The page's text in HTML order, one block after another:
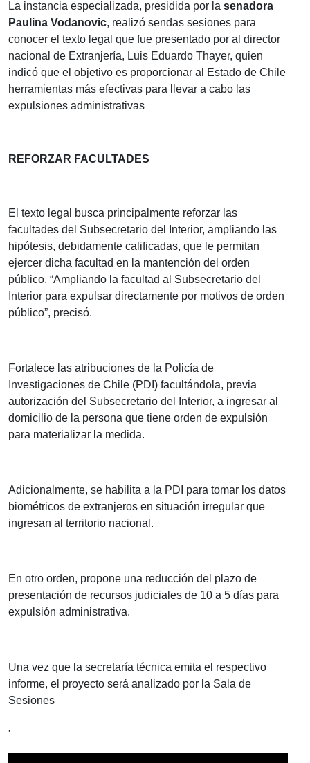
La instancia especializada, presidida por la senadora
Paulina Vodanovic, realizó sendas sesiones para
conocer el texto legal que fue presentado por al director
nacional de Extranjería, Luis Eduardo Thayer, quien
indicó que el objetivo es proporcionar al Estado de Chile
herramientas más efectivas para llevar a cabo las
expulsiones administrativas
REFORZAR FACULTADES
El texto legal busca principalmente reforzar las
facultades del Subsecretario del Interior, ampliando las
hipótesis, debidamente calificadas, que le permitan
ejercer dicha facultad en la mantención del orden
público. “Ampliando la facultad al Subsecretario del
Interior para expulsar directamente por motivos de orden
público”, precisó.
Fortalece las atribuciones de la Policía de
Investigaciones de Chile (PDI) facultándola, previa
autorización del Subsecretario del Interior, a ingresar al
domicilio de la persona que tiene orden de expulsión
para materializar la medida.
Adicionalmente, se habilita a la PDI para tomar los datos
biométricos de extranjeros en situación irregular que
ingresan al territorio nacional.
En otro orden, propone una reducción del plazo de
presentación de recursos judiciales de 10 a 5 días para
expulsión administrativa.
Una vez que la secretaría técnica emita el respectivo
informe, el proyecto será analizado por la Sala de
Sesiones
.